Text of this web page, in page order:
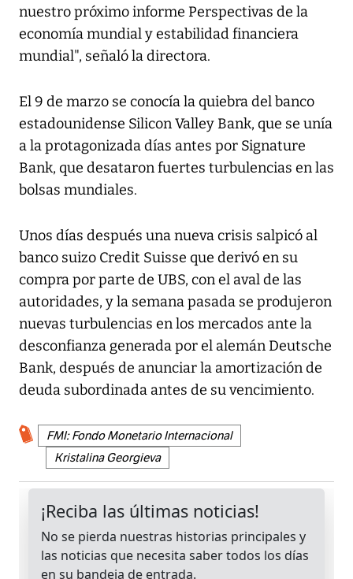
nuestro próximo informe Perspectivas de la
economía mundial y estabilidad financiera
mundial", señaló la directora.
El 9 de marzo se conocía la quiebra del banco
estadounidense Silicon Valley Bank, que se unía
a la protagonizada días antes por Signature
Bank, que desataron fuertes turbulencias en las
bolsas mundiales.
Unos días después una nueva crisis salpicó al
banco suizo Credit Suisse que derivó en su
compra por parte de UBS, con el aval de las
autoridades, y la semana pasada se produjeron
nuevas turbulencias en los mercados ante la
desconfianza generada por el alemán Deutsche
Bank, después de anunciar la amortización de
deuda subordinada antes de su vencimiento.
FMI: Fondo Monetario Internacional
Kristalina Georgieva